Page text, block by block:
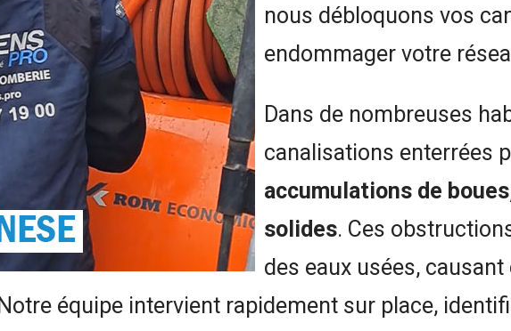
nous débloquons vos
endommager votre
Dans de nombreuses
canalisations enterrées
accumulations de
solides. Ces
des eaux usées,
équipe intervient rapidement sur place,